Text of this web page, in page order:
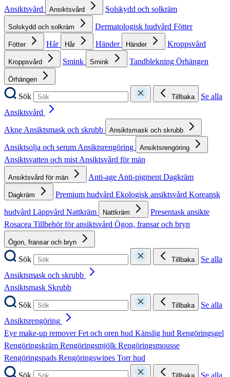
Ansiktsvård
Ansiktsvård Solskydd och solkräm
Solskydd och solkräm Dermatologisk hudvård Fötter
Fötter Hår Hår Händer Händer Kroppsvård
Kroppsvård Smink Smink Tandblekning Örhängen
Örhängen
Sök Tillbaka
Se alla
Ansiktsvård
AkneAnsiktsmask och skrubb Ansiktsmask och skrubb
Ansiktsolja och serumAnsiktsrengöring Ansiktsrengöring
Ansiktsvatten och mistAnsiktsvård för män
Ansiktsvård för män Anti-ageAnti-pigmentDagkräm
Dagkräm Premium hudvård Ekologisk ansiktsvård Koreansk
hudvård Läppvård Nattkräm Nattkräm
Presentask ansikte
Rosacea Tillbehör för ansiktsvård Ögon, fransar och bryn
Ögon, fransar och bryn
Sök Tillbaka
Se alla
Ansiktsmask och skrubb
Ansiktsmask Skrubb
Sök
Tillbaka
Se alla
Ansiktsrengöring
Eye make-up removerFet och oren hud Känslig hud Rengöringsgel
Rengöringskräm Rengöringsmjölk Rengöringsmousse
Rengöringspads Rengöringswipes Torr hud